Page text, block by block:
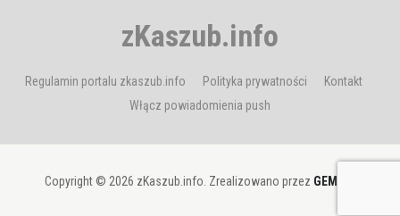
zKaszub.info
Regulamin portalu zkaszub.info Polityka prywatności
Kontakt
Włącz powiadomienia push
Copyright © 2026 zKaszub.info. Zrealizowano przez GEMBIT